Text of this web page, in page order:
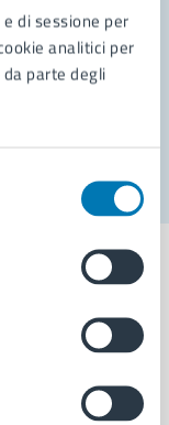
di sessione per
analitici per
parte degli